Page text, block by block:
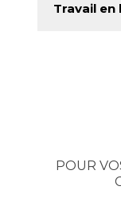
Travail en
POUR